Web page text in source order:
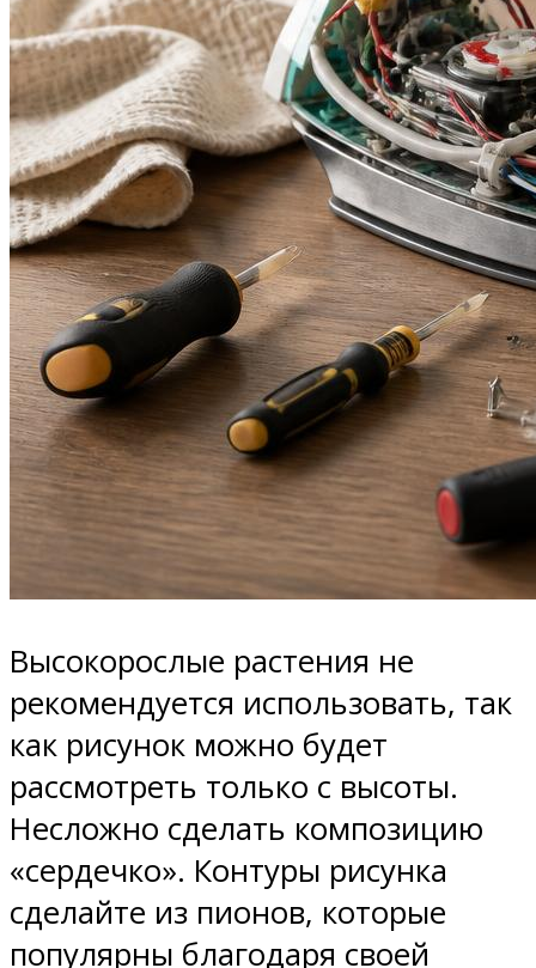
Высокорослые растения не
рекомендуется использовать, так
как рисунок можно будет
рассмотреть только с высоты.
Несложно сделать композицию
«сердечко». Контуры рисунка
сделайте из пионов, которые
популярны благодаря своей